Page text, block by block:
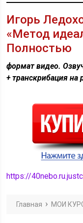
Игорь
«Метод
Полностью
формат видео.
+ транскрибация на
https://
Главная МОИ